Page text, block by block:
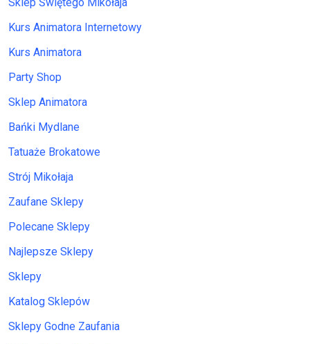
Kurs Animatora Internetowy
Kurs Animatora
Party Shop
Sklep Animatora
Bańki Mydlane
Tatuaże Brokatowe
Strój Mikołaja
Zaufane Sklepy
Polecane Sklepy
Najlepsze Sklepy
Sklepy
Katalog Sklepów
Sklepy Godne Zaufania